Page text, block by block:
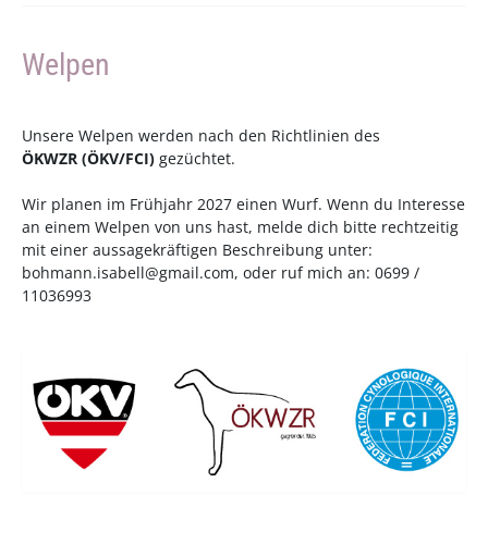
Welpen
Unsere Welpen werden nach den Richtlinien des
ÖKWZR (ÖKV/FCI) gezüchtet.
Wir planen im Frühjahr 2027 einen Wurf. Wenn du Interesse
an einem Welpen von uns hast, melde dich bitte rechtzeitig
mit einer aussagekräftigen Beschreibung unter:
bohmann.isabell@gmail.com, oder ruf mich an: 0699 /
11036993